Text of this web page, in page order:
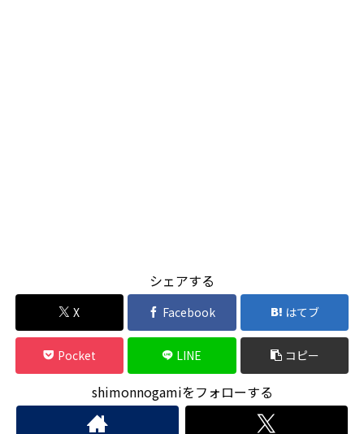
シェアする
X Facebook はてブ
Pocket LINE コピー
shimonnogamiをフォローする